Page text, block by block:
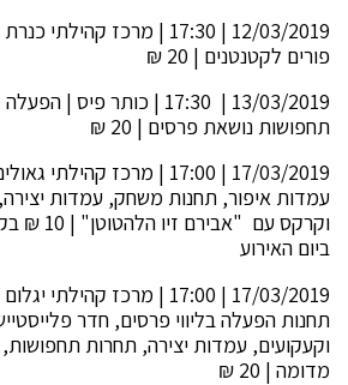
12/03/2019 | 17:30 | מרכז
פורים לקטנטנים | 20 ₪
13/03/2019 | 17:30 | כותר
תחפושות נושאת פרסים | 20 ₪
17/03/2019 | 17:00 | מרכז
עמדות איפור, תחנות משחק, עמדות
ביום האירוע
17/03/2019 | 17:00 | מרכז
תחנות הפעלה בליווי פרסים, חדר
וקעקועים, עמדות יצירה, תחרות
מדומה | 20 ₪